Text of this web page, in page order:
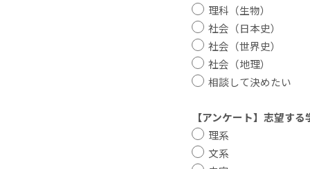
理科（生物）
社会（日本史）
社会（世界史）
社会（地理）
相談して決めたい
【アンケート】志望す
理系
文系